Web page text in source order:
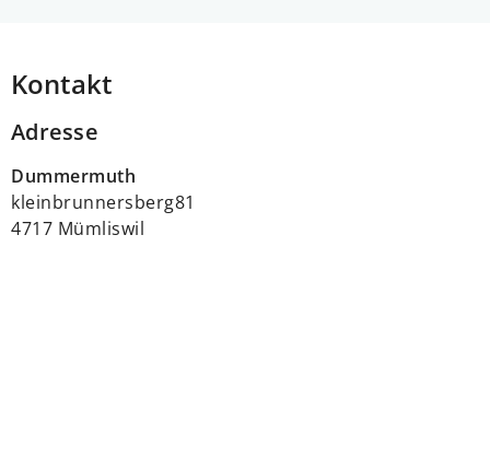
Kontakt
Adresse
Dummermuth
kleinbrunnersberg81
4717 Mümliswil